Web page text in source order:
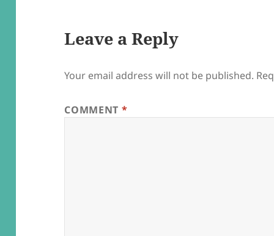
Leave a Reply
Your email address will not be published.
COMMENT *